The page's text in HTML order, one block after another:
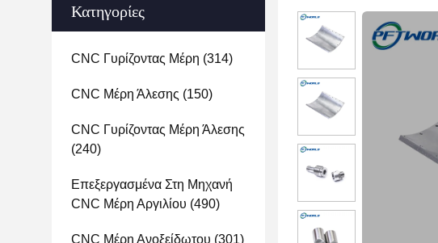
Κατηγορίες
CNC Γυρίζοντας Μέρη (314)
CNC Μέρη Άλεσης (150)
CNC Γυρίζοντας Μέρη Άλεσης
(240)
Επεξεργασμένα Στη Μηχανή
CNC Μέρη Αργιλίου (490)
CNC Μέρη Ανοξείδωτου (301)